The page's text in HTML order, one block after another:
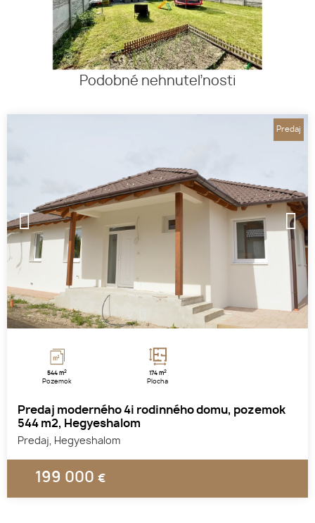
Podobné nehnuteľnosti
544 m2
Pozemok
174 m2
Plocha
Predaj moderného 4i rodinného domu, pozemok
544 m2, Hegyeshalom
Predaj, Hegyeshalom
199 000 €
Predaj